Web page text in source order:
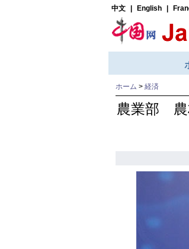
ホーム > 経済
農業部 農